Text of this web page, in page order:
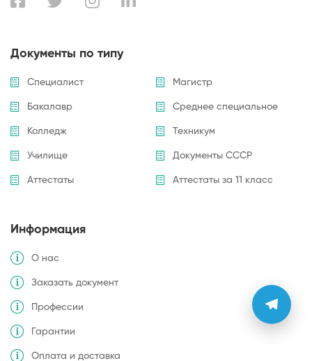
Документы по типу
Специалист Магистр
Бакалавр Среднее специальное
Колледж Техникум
Училище Документы СССР
Аттестаты Аттестаты за 11 класс
Информация
О нас
Заказать документ
Профессии
Гарантии
Оплата и доставка